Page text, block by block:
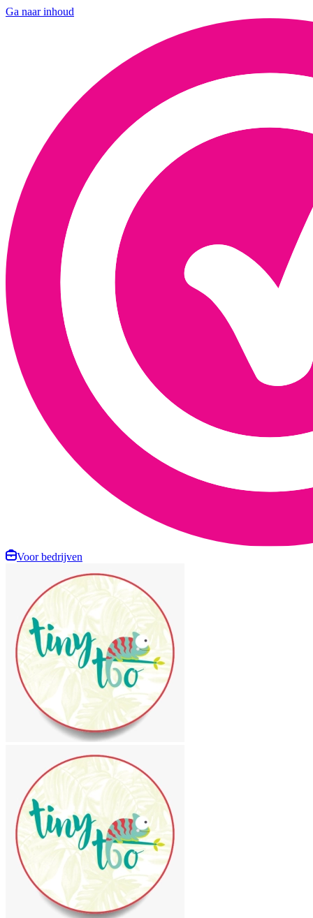
Ga naar inhoud
Voor bedrijven